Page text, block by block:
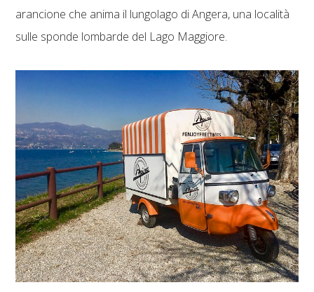
arancione che anima il lungolago di Angera, una località
sulle sponde lombarde del Lago Maggiore.